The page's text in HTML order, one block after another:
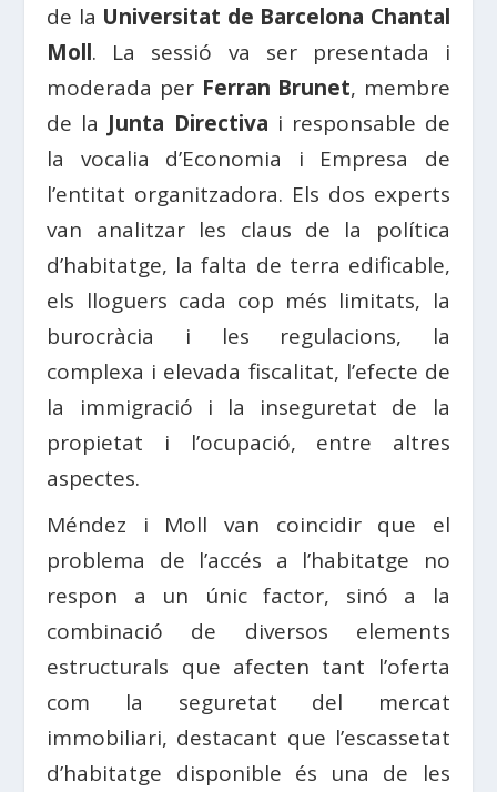
de la Universitat de Barcelona Chantal
Moll. La sessió va ser presentada i
moderada per Ferran Brunet, membre
de la Junta Directiva i responsable de
la vocalia d’Economia i Empresa de
l’entitat organitzadora. Els dos experts
van analitzar les claus de la política
d’habitatge, la falta de terra edificable,
els lloguers cada cop més limitats, la
burocràcia i les regulacions, la
complexa i elevada fiscalitat, l’efecte de
la immigració i la inseguretat de la
propietat i l’ocupació, entre altres
aspectes.
Méndez i Moll van coincidir que el
problema de l’accés a l’habitatge no
respon a un únic factor, sinó a la
combinació de diversos elements
estructurals que afecten tant l’oferta
com la seguretat del mercat
immobiliari, destacant que l’escassetat
d’habitatge disponible és una de les